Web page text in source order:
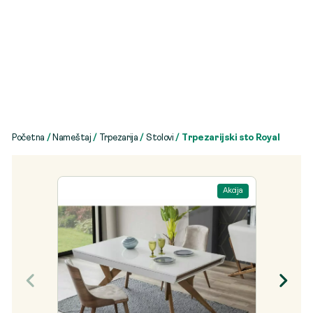
Početna / Nameštaj / Trpezarija / Stolovi / Trpezarijski sto Royal
Akcija